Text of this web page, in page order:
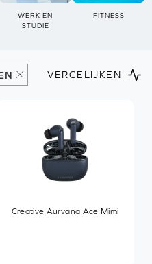
WERK EN
STUDIE
FITNESS
VERGELIJKEN
Creative Aurvana Ace Mimi